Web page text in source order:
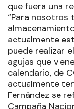
que fuera una
“Para nosotros
actualmente
puede realizar
agujas que
calendario, de
actualmente
Fernández se
Campaña